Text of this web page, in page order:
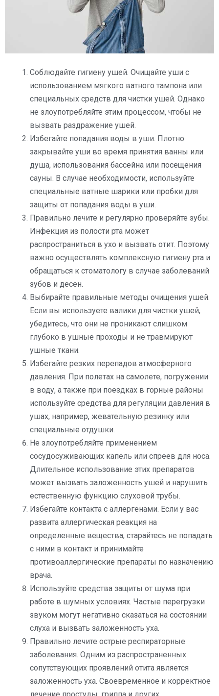
Соблюдайте гигиену ушей. Очищайте уши с
использованием мягкого ватного тампона или
специальных средств для чистки ушей. Однако
не злоупотребляйте этим процессом, чтобы не
вызвать раздражение ушей.
Избегайте попадания воды в уши. Плотно
закрывайте уши во время принятия ванны или
душа, использования бассейна или посещения
сауны. В случае необходимости, используйте
специальные ватные шарики или пробки для
защиты от попадания воды в уши.
Правильно лечите и регулярно проверяйте зубы.
Инфекция из полости рта может
распространиться в ухо и вызвать отит. Поэтому
важно осуществлять комплексную гигиену рта и
обращаться к стоматологу в случае заболеваний
зубов и десен.
Выбирайте правильные методы очищения ушей.
Если вы используете валики для чистки ушей,
убедитесь, что они не проникают слишком
глубоко в ушные проходы и не травмируют
ушные ткани.
Избегайте резких перепадов атмосферного
давления. При полетах на самолете, погружении
в воду, а также при поездках в горные районы
используйте средства для регуляции давления в
ушах, например, жевательную резинку или
специальные отдушки.
Не злоупотребляйте применением
сосудосуживающих капель или спреев для носа.
Длительное использование этих препаратов
может вызвать заложенность ушей и нарушить
естественную функцию слуховой трубы.
Избегайте контакта с аллергенами. Если у вас
развита аллергическая реакция на
определенные вещества, старайтесь не попадать
с ними в контакт и принимайте
противоаллергические препараты по назначению
врача.
Используйте средства защиты от шума при
работе в шумных условиях. Частые перегрузки
звуком могут негативно сказаться на состоянии
слуха и вызвать заложенность уха.
Правильно лечите острые респираторные
заболевания. Одним из распространенных
сопутствующих проявлений отита является
заложенность уха. Своевременное и корректное